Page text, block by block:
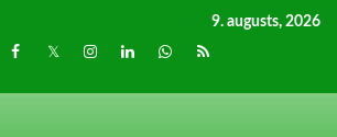
9. augusts, 2026
Facebook
TwitterInstagram
LinkedInwhatsapp
RSS